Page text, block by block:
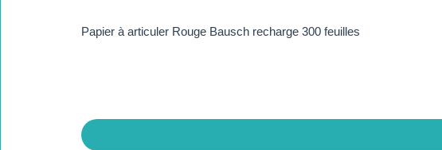
Papier à articuler Rouge Bausch recharge 300 feuilles